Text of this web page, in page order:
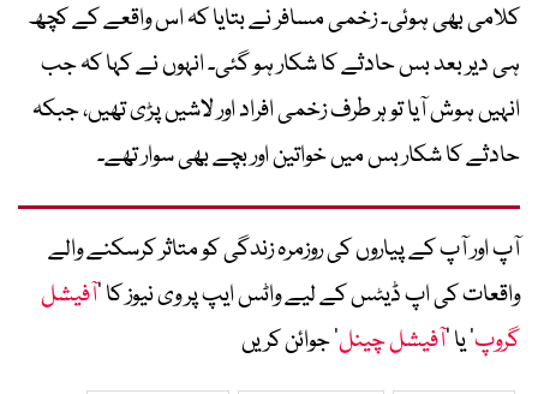
کلامی بھی ہوئی۔ زخمی مسافر نے بتایا کہ اس واقعے کے کچھ
ہی دیر بعد بس حادثے کا شکار ہو گئی۔ انہوں نے کہا کہ جب
انہیں ہوش آیا تو ہر طرف زخمی افراد اور لاشیں پڑی تھیں، جبکہ
حادثے کا شکار بس میں خواتین اور بچے بھی سوار تھے۔
آپ اور آپ کے پیاروں کی روزمرہ زندگی کو متاثر کرسکنے والے
واقعات کی اپ ڈیٹس کے لیے واٹس ایپ پر وی نیوز کا ’آفیشل
گروپ‘ یا ’آفیشل چینل‘ جوائن کریں